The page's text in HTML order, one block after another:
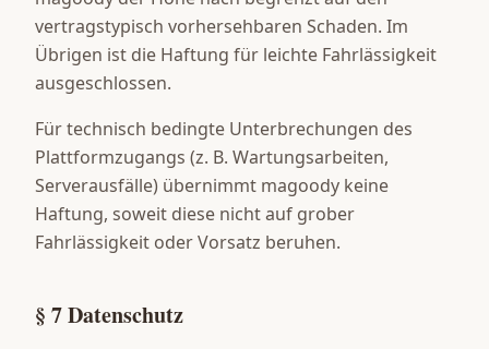
vertragstypisch vorhersehbaren Schaden. Im
Übrigen ist die Haftung für leichte Fahrlässigkeit
ausgeschlossen.
Für technisch bedingte Unterbrechungen des
Plattformzugangs (z. B. Wartungsarbeiten,
Serverausfälle) übernimmt magoody keine
Haftung, soweit diese nicht auf grober
Fahrlässigkeit oder Vorsatz beruhen.
§ 7 Datenschutz